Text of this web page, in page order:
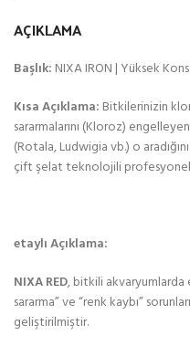
AÇIKLAMA
Başlık: NIXA IRON | Yüksek
Kısa Açıklama: Bitkilerinizin
sararmalarını (Kloroz)
(Rotala, Ludwigia vb.) o
çift şelat teknolojili
etaylı Açıklama:
NIXA RED, bitkili akvaryumlarda
sararma” ve “renk kaybı”
geliştirilmiştir.